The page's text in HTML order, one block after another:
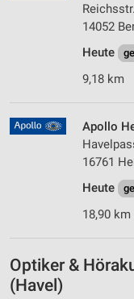
14052
Heute
9,18 km
Apollo
16761
Heute
18,90 km
Optiker &
(Havel)